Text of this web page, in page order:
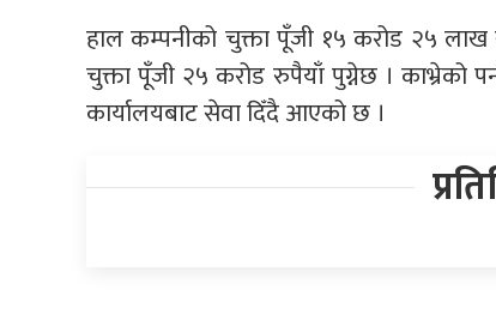
हाल कम्पनीको चुक्ता पूँजी १५ करोड २५
चुक्ता पूँजी २५ करोड रुपैयाँ पुग्नेछ । काभ्रेको
कार्यालयबाट सेवा दिँदै आएको छ ।